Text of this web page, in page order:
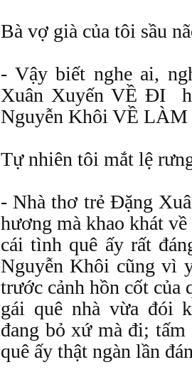
Bà vợ già của tôi sầu
- Vậy biết nghe ai,
Xuân Xuyến VỀ ĐI
Nguyễn Khôi VỀ
Tự nhiên tôi mắt lệ
- Nhà thơ trẻ Đặng
hương mà khao khát
cái tình quê ấy rất
Nguyễn Khôi cũng vì
trước cảnh hồn cốt của
gái quê nhà vừa đói
đang bỏ xứ mà đi;
quê ấy thật ngàn lần